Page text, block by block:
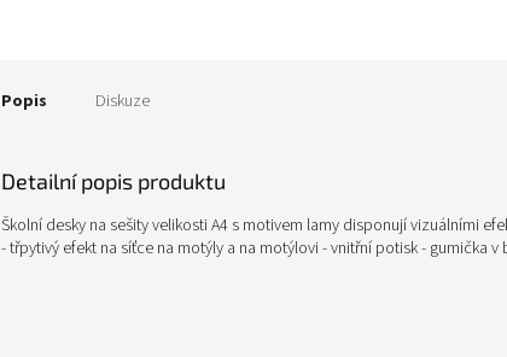
Popis Diskuze
Detailní popis produktu
Školní desky na sešity velikosti A4 s motivem lamy disponují vizuálními
- třpytivý efekt na síťce na motýly a na motýlovi - vnitřní potisk - gumička v